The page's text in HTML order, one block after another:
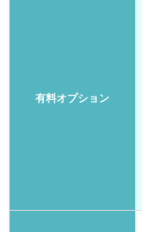
有料オプション